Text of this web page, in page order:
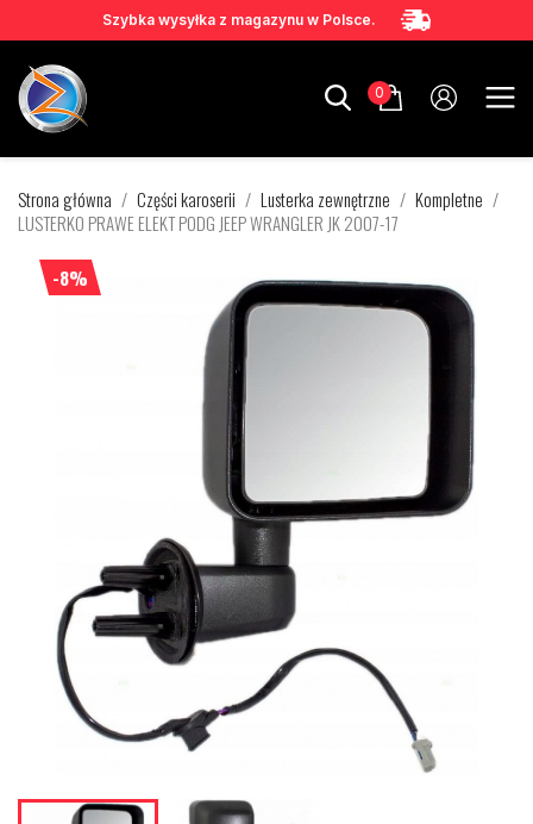
Szybka wysyłka z magazynu w Polsce.
0
Strona główna Części karoserii Lusterka zewnętrzne
Kompletne
LUSTERKO PRAWE ELEKT PODG JEEP WRANGLER JK 2007-17
-8%